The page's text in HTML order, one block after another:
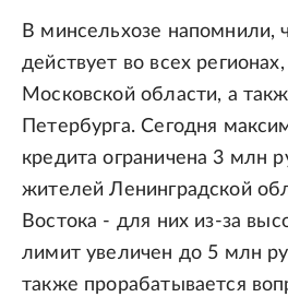
В минсельхозе напомнили,
действует во всех
Московской области, а
Петербурга. Сегодня
кредита ограничена 3 млн
жителей Ленинградской
Востока - для них из-за
лимит увеличен до 5 млн
также прорабатывается